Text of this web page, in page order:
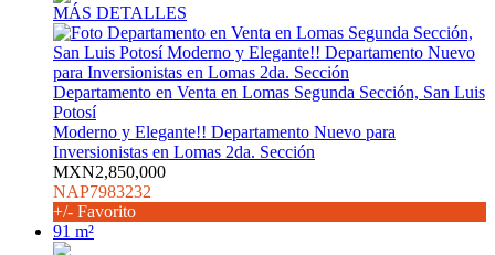
MÁS DETALLES
Departamento en Venta en Lomas Segunda Sección, San Luis
Potosí
Moderno y Elegante!! Departamento Nuevo para
Inversionistas en Lomas 2da. Sección
MXN2,850,000
NAP7983232
+/- Favorito
91 m²